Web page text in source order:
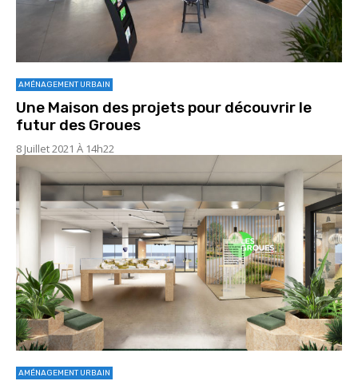
AMÉNAGEMENT URBAIN
Une Maison des projets pour découvrir le
futur des Groues
8 Juillet 2021 À 14h22
AMÉNAGEMENT URBAIN